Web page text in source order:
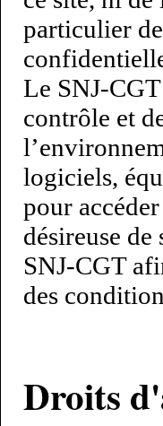
particulier
Le SNJ-
contrôle et
logiciels,
pour
désireuse
SNJ-CGT
des
Droits